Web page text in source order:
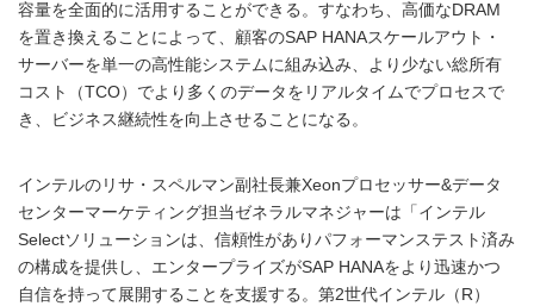
容量を全面的に活用することができる。すなわち、高価なDRAM
を置き換えることによって、顧客のSAP HANAスケールアウト・
サーバーを単一の高性能システムに組み込み、より少ない総所有
コスト（TCO）でより多くのデータをリアルタイムでプロセスで
き、ビジネス継続性を向上させることになる。
インテルのリサ・スペルマン副社長兼Xeonプロセッサー&データ
センターマーケティング担当ゼネラルマネジャーは「インテル
Selectソリューションは、信頼性がありパフォーマンステスト済み
の構成を提供し、エンタープライズがSAP HANAをより迅速かつ
自信を持って展開することを支援する。第2世代インテル（R）